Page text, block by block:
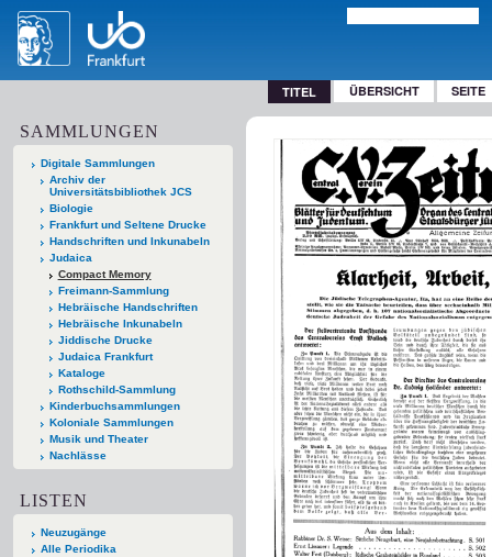
TITEL ÜBERSICHT SEITE
SAMMLUNGEN
Digitale Sammlungen
Archiv der
Universitätsbibliothek JCS
Biologie
Frankfurt und Seltene Drucke
Handschriften und Inkunabeln
Judaica
Compact Memory
Freimann-Sammlung
Hebräische Handschriften
Hebräische Inkunabeln
Jiddische Drucke
Judaica Frankfurt
Kataloge
Rothschild-Sammlung
Kinderbuchsammlungen
Koloniale Sammlungen
Musik und Theater
Nachlässe
LISTEN
Neuzugänge
Alle Periodika